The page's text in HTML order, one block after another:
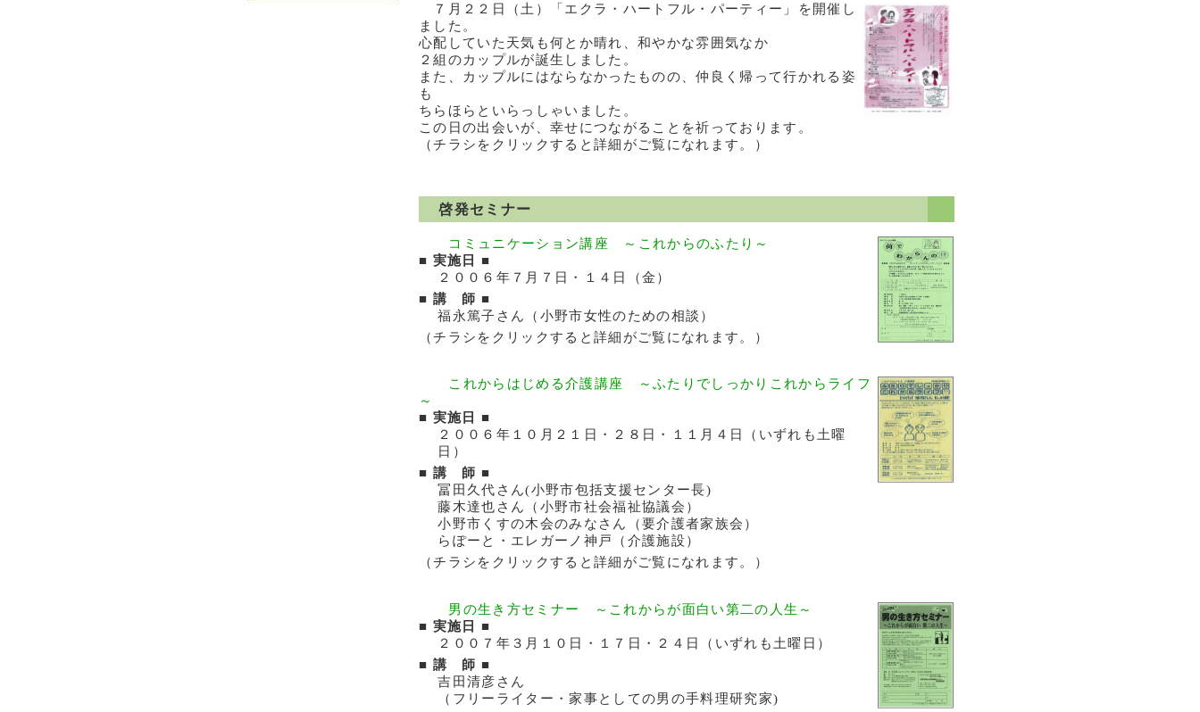
７月２２日（土）「エクラ・ハートフル・パーティー」を開催し
ました。
心配していた天気も何とか晴れ、和やかな雰囲気なか
２組のカップルが誕生しました。
また、カップルにはならなかったものの、仲良く帰って行かれる姿
も
ちらほらといらっしゃいました。
この日の出会いが、幸せにつながることを祈っております。
（チラシをクリックすると詳細がご覧になれます。）
啓発セミナー
コミュニケーション講座 ～これからのふたり～
■ 実施日 ■
２００６年７月７日・１４日（金）
■ 講 師 ■
福永篤子さん（小野市女性のための相談）
（チラシをクリックすると詳細がご覧になれます。）
これからはじめる介護講座 ～ふたりでしっかりこれからライフ
～
■ 実施日 ■
２００６年１０月２１日・２８日・１１月４日（いずれも土曜
日）
■ 講 師 ■
冨田久代さん(小野市包括支援センター長)
藤木達也さん（小野市社会福祉協議会）
小野市くすの木会のみなさん（要介護者家族会）
らぽーと・エレガーノ神戸（介護施設）
（チラシをクリックすると詳細がご覧になれます。）
男の生き方セミナー ～これからが面白い第二の人生～
■ 実施日 ■
２００７年３月１０日・１７日・２４日（いずれも土曜日）
■ 講 師 ■
吉田清彦さん
（フリーライター・家事としての男の手料理研究家)